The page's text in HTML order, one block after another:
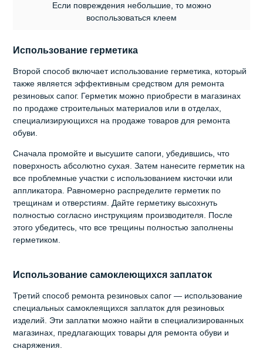
Если повреждения небольшие, то можно
воспользоваться клеем
Использование герметика
Второй способ включает использование герметика, который
также является эффективным средством для ремонта
резиновых сапог. Герметик можно приобрести в магазинах
по продаже строительных материалов или в отделах,
специализирующихся на продаже товаров для ремонта
обуви.
Сначала промойте и высушите сапоги, убедившись, что
поверхность абсолютно сухая. Затем нанесите герметик на
все проблемные участки с использованием кисточки или
аппликатора. Равномерно распределите герметик по
трещинам и отверстиям. Дайте герметику высохнуть
полностью согласно инструкциям производителя. После
этого убедитесь, что все трещины полностью заполнены
герметиком.
Использование самоклеющихся заплаток
Третий способ ремонта резиновых сапог — использование
специальных самоклеящихся заплаток для резиновых
изделий. Эти заплатки можно найти в специализированных
магазинах, предлагающих товары для ремонта обуви и
снаряжения.